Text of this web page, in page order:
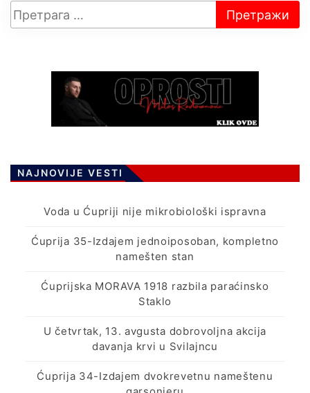
NAJNOVIJE VESTI
Voda u Ćupriji nije mikrobiološki ispravna
Ćuprija 35-Izdajem jednoiposoban, kompletno
namešten stan
Ćuprijska MORAVA 1918 razbila paraćinsko
Staklo
U četvrtak, 13. avgusta dobrovoljna akcija
davanja krvi u Svilajncu
Ćuprija 34-Izdajem dvokrevetnu nameštenu